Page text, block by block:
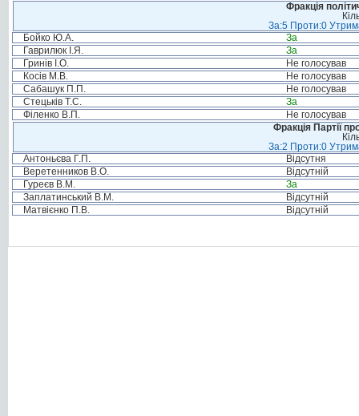
Фракція
За:5 Проти:0
Бойко Ю.А.
За
Гаврилюк І.Я.
За
Гринів І.О.
Не голосував
Косів М.В.
Не голосував
Сабашук П.П.
Не голосував
Стецьків Т.С.
За
Філенко В.П.
Не голосував
Фракція Партії
За:2 Проти:0
Антоньєва Г.П.
Відсутня
Веретенников В.О.
Відсутній
Гуреєв В.М.
За
Заплатинський В.М.
Відсутній
Матвієнко П.В.
Відсутній